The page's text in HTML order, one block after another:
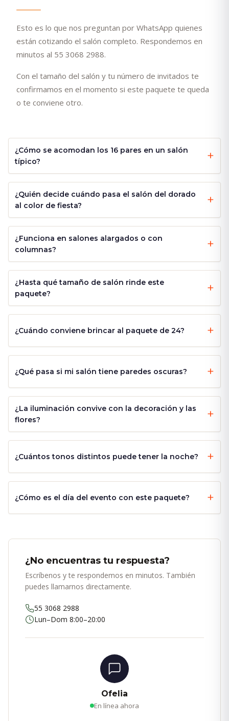
Esto es lo que nos preguntan por WhatsApp quienes
están cotizando el salón completo. Respondemos en
minutos al 55 3068 2988.
Con el tamaño del salón y tu número de invitados te
confirmamos en el momento si este paquete te queda
o te conviene otro.
¿Cómo se acomodan los 16 pares en un salón
típico?
¿Quién decide cuándo pasa el salón del dorado
al color de fiesta?
¿Funciona en salones alargados o con
columnas?
¿Hasta qué tamaño de salón rinde este
paquete?
¿Cuándo conviene brincar al paquete de 24?
¿Qué pasa si mi salón tiene paredes oscuras?
¿La iluminación convive con la decoración y las
flores?
¿Cuántos tonos distintos puede tener la noche?
¿Cómo es el día del evento con este paquete?
¿No encuentras tu respuesta?
Escríbenos y te respondemos en minutos. También
puedes llamarnos directamente.
55 3068 2988
Lun–Dom 8:00–20:00
Ofelia
En línea ahora